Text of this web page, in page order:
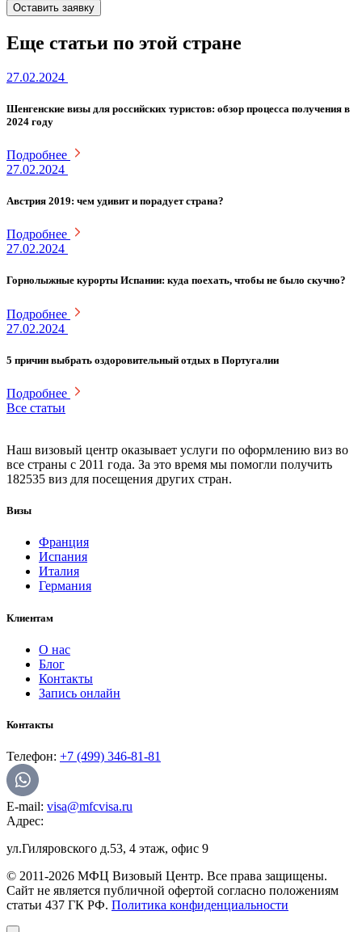
Оставить заявку
Еще статьи по этой стране
27.02.2024
Шенгенские визы для российских туристов: обзор процесса получения в
2024 году
Подробнее
27.02.2024
Австрия 2019: чем удивит и порадует страна?
Подробнее
27.02.2024
Горнолыжные курорты Испании: куда поехать, чтобы не было скучно?
Подробнее
27.02.2024
5 причин выбрать оздоровительный отдых в Португалии
Подробнее
Все статьи
Наш визовый центр оказывает услуги по оформлению виз во
все страны с 2011 года. За это время мы помогли получить
182535 виз для посещения других стран.
Визы
Франция
Испания
Италия
Германия
Клиентам
О нас
Блог
Контакты
Запись онлайн
Контакты
Телефон: +7 (499) 346-81-81
E-mail: visa@mfcvisa.ru
Адрес:
ул.Гиляровского д.53, 4 этаж, офис 9
© 2011-2026 МФЦ Визовый Центр. Все права защищены.
Сайт не является публичной офертой согласно положениям
статьи 437 ГК РФ. Политика конфиденциальности